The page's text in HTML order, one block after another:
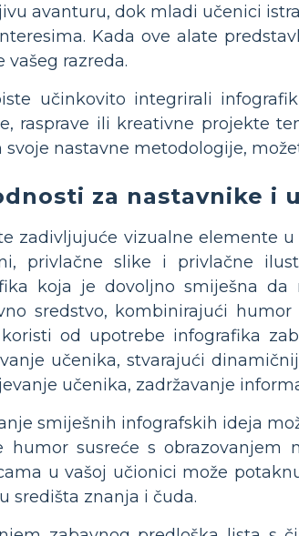
avanturu, dok mladi učenici
Kada ove alate
vašeg razreda.
učinkovito integrirali
rasprave ili kreativne projekte
svoje nastavne metodologije,
za nastavnike i
zadivljujuće vizualne elemente
privlačne slike i privlačne
koja je dovoljno smiješna
sredstvo, kombinirajući
od upotrebe infografika
učenika, stvarajući
učenika, zadržavanje
smiješnih infografskih ideja
humor susreće s obrazovanjem
u vašoj učionici može
središta znanja i čuda.